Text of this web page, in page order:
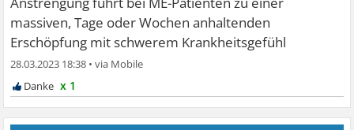
massiven, Tage oder Wochen anhaltenden
Erschöpfung mit schwerem Krankheitsgefühl
28.03.2023 18:38 •
x 1